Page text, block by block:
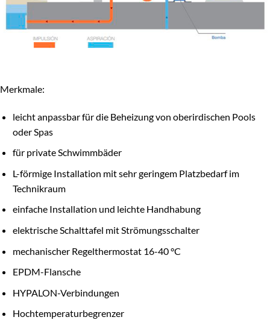
Merkmale:
leicht anpassbar für die Beheizung von oberirdischen Pools
oder Spas
für private Schwimmbäder
L-förmige Installation mit sehr geringem Platzbedarf im
Technikraum
einfache Installation und leichte Handhabung
elektrische Schalttafel mit Strömungsschalter
mechanischer Regelthermostat 16-40 °C
EPDM-Flansche
HYPALON-Verbindungen
Hochtemperaturbegrenzer